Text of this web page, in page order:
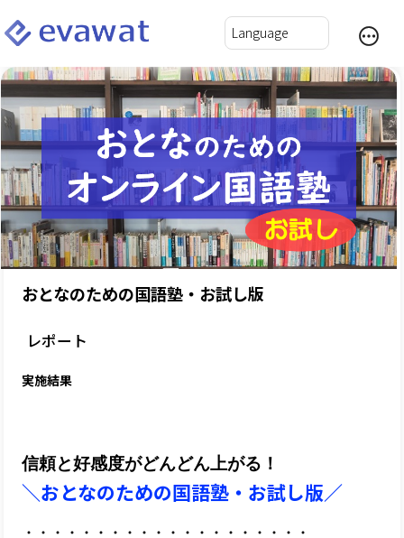
おとなのための国語塾・お試し版
レポート
実施結果
信頼と好感度がどんどん上がる！
＼おとなのための国語塾・お試し版／
・・・・・・・・・・・・・・・・・・・・